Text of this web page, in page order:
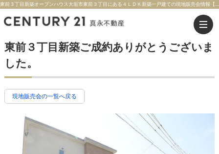
東前３丁目新築ご成約ありがとうございま
した。
現地販売会の一覧へ戻る